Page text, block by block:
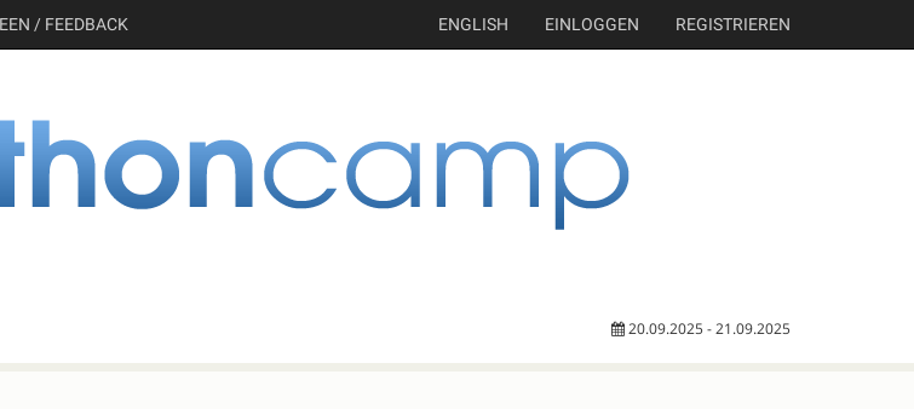
/ FEEDBACK ENGLISH EINLOGGEN REGISTRIEREN
20.09.2025 - 21.09.2025